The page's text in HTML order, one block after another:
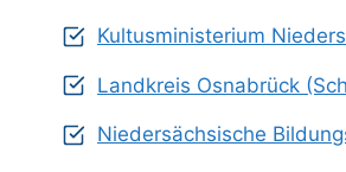
Kultusministerium
Landkreis Osnabrück
Niedersächsische